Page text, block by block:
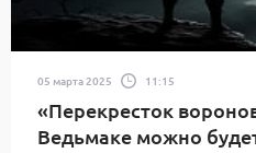
05 марта 2025 11:15
«Перекресток
Ведьмаке можно